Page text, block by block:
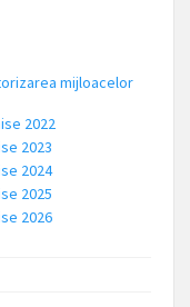
mijloacelor
2022
2023
2024
2025
2026